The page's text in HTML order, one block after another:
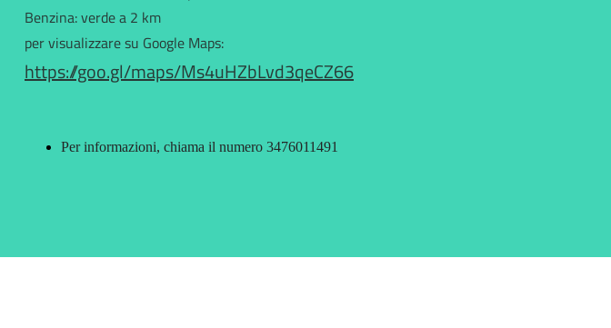
Benzina: verde a 2 km
per visualizzare su Google Maps:
https://goo.gl/maps/Ms4uHZbLvd3qeCZ66
Per informazioni, chiama il numero 3476011491